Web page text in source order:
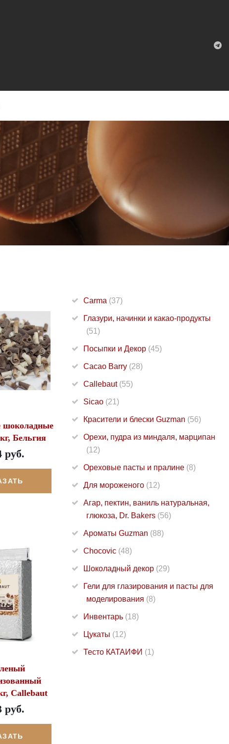
Бельгия
руб.
Callebaut
руб.
Carma (37)
Глазури, начинки и какао-продукты
(51)
Посыпки и Декор (45)
Cacao Barry (28)
Callebaut (55)
Sicao (21)
Красители и блески Guzman (56)
Орехи, пудра из миндаля, марципан
(12)
Ореховые пасты и пралине (8)
Для мороженого (12)
Агар, пектин, ваниль натуральная,
глюкоза, Dr. Bakers (56)
Ароматы Guzman (88)
Chocovic (48)
Шоколадный декор (29)
Гели для глазирования и пасты для
моделирования (8)
Инвентарь (18)
Цукаты (12)
Тесто КАТАИФИ (1)